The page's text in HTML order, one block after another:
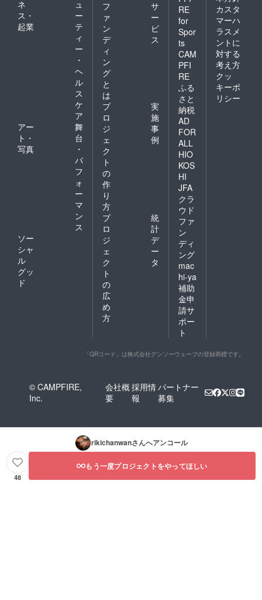
ネ
ス・
起業
ュ
ー
テ
ィ
ー
・
ヘ
ル
ス
ケ
ア
アー
ト・
写真
舞
台
・
パ
フ
ォ
ー
マ
ン
ス
ソー
シャ
ル
グッ
ド
フ
ァ
ン
デ
ィ
ン
グ
と
は
サ
ー
ビ
ス
プ
ロ
ジ
ェ
ク
ト
の
作
り
方
実
施
事
例
プ
ロ
ジ
ェ
ク
ト
の
広
め
方
統
計
デ
ー
タ
RE
for
Spor
ts
CAM
PFI
RE
ふる
さと
納税
AD
FOR
ALL
HIO
KOS
HI
JFA
クラ
ウド
ファ
ン
ディ
ング
mac
hi-ya
補助
金申
請サ
ポー
ト
カスタ
マーハ
ラスメ
ントに
対する
考え方
クッ
キーポ
リシー
「QRコード」は株式会社デンソーウェーブの登録商標です。
© CAMPFIRE,
Inc.
会社概
要
採用情
報
パートナー
募集
rikichanwanさんへアンコール
48
もう一度プロジェクトをやってほしい